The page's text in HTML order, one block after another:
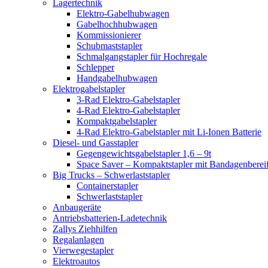
Lagertechnik
Elektro-Gabelhubwagen
Gabelhochhubwagen
Kommissionierer
Schubmaststapler
Schmalgangstapler für Hochregale
Schlepper
Handgabelhubwagen
Elektrogabelstapler
3-Rad Elektro-Gabelstapler
4-Rad Elektro-Gabelstapler
Kompaktgabelstapler
4-Rad Elektro-Gabelstapler mit Li-Ionen Batterie
Diesel- und Gasstapler
Gegengewichtsgabelstapler 1,6 – 9t
Space Saver – Kompaktstapler mit
Big Trucks – Schwerlaststapler
Containerstapler
Schwerlaststapler
Anbaugeräte
Antriebsbatterien-Ladetechnik
Zallys Ziehhilfen
Regalanlagen
Vierwegestapler
Elektroautos